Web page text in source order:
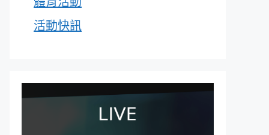
活動快訊